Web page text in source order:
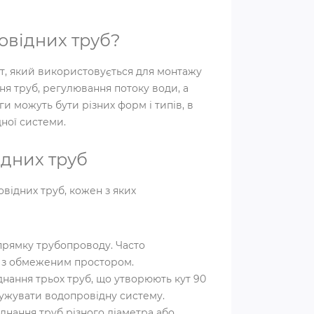
труб?
який використовується для монтажу
труб, регулювання потоку води, а
можуть бути різних форм і типів, в
системи.
труб
труб, кожен з яких
трубопроводу. Часто
з обмеженим простором.
трьох труб, що утворюють кут 90
водопровідну систему.